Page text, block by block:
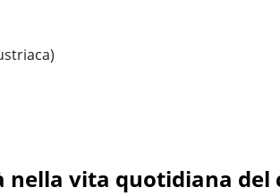
nella vita quotidiana del